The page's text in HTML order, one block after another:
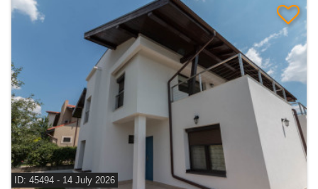
ID: 45494 - 14 July 2026